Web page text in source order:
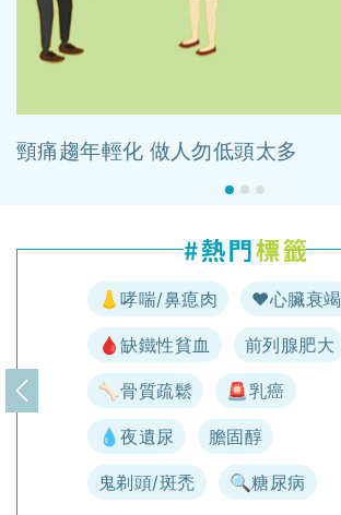
頸痛趨年輕化 做人勿低頭太多
👃哮喘/鼻瘜肉 ♥️心臟衰竭
🩸缺鐵性貧血 前列腺肥大
🦴骨質疏鬆 🚨乳癌
💧夜遺尿 膽固醇
鬼剃頭/斑禿 🔍糖尿病
上一頁